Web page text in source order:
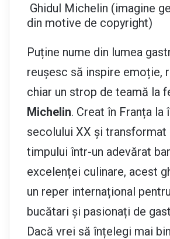
Ghidul Michelin (imagine
din motive de copyright)
Puține nume din lumea
reușesc să inspire emoție,
chiar un strop de teamă la
Michelin. Creat în Franța la
secolului XX și transformat
timpului într-un adevărat
excelenței culinare, acest
un reper internațional
bucătari și pasionați de
Dacă vrei să înțelegi mai